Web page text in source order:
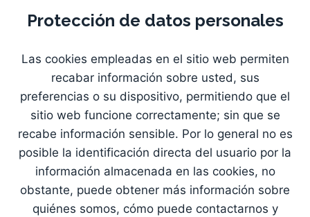
Protección de datos personales
Las cookies empleadas en el sitio web permiten
recabar información sobre usted, sus
preferencias o su dispositivo, permitiendo que el
sitio web funcione correctamente; sin que se
recabe información sensible. Por lo general no es
posible la identificación directa del usuario por la
información almacenada en las cookies, no
obstante, puede obtener más información sobre
quiénes somos, cómo puede contactarnos y